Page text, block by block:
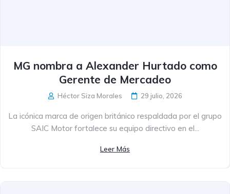
MG nombra a Alexander Hurtado como
Gerente de Mercadeo
Héctor Siza Morales 29 julio, 2026
La icónica marca de origen británico respaldada por el grupo
SAIC Motor fortalece su equipo directivo en el...
Leer Más